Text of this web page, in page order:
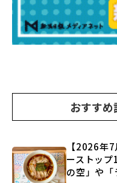
おすす
【2026年
ーストッ
の空」や